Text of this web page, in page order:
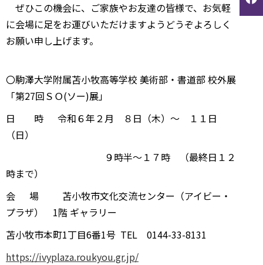
ぜひこの機会に、ご家族やお友達の皆様で、お気軽
に会場に足をお運びいただけますようどうぞよろしく
お願い申し上げます。
〇駒澤大学附属苫小牧高等学校 美術部・書道部 校外展
「第27回ＳＯ(ソー)展」
日 時 令和６年２月 ８日（木）～ １１日
（日）
９時半～１７時 （最終日１２
時まで）
会 場 苫小牧市文化交流センター（アイビー・
プラザ） 1階 ギャラリー
苫小牧市本町1丁目6番1号 TEL 0144-33-8131
https://ivyplaza.roukyou.gr.jp/